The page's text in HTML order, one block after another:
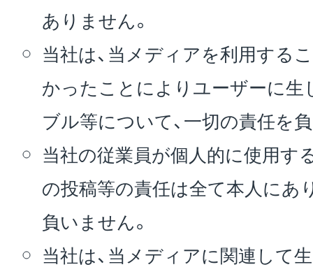
ありません。
当社は、当メディアを利用する
かったことによりユーザーに生
ブル等について、一切の責任を
当社の従業員が個人的に使用す
の投稿等の責任は全て本人にあ
負いません。
当社は、当メディアに関連して